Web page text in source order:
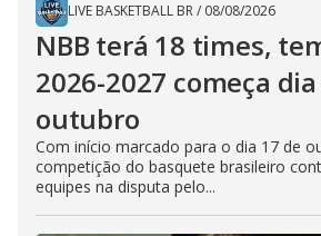
LIVE BASKETBALL BR/ 08/08/2026
NBB terá 18 times,
2026-2027 começa
outubro
Com início marcado para o dia 17 de
competição do basquete brasileiro
equipes na disputa pelo...